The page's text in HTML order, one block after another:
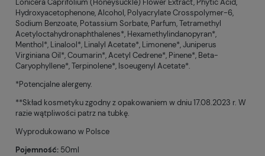
Lonicera Caprifolium (Honeysuckle) Flower Extract, Phytic Acid,
Hydroxyacetophenone, Alcohol, Polyacrylate Crosspolymer-6,
Sodium Benzoate, Potassium Sorbate, Parfum, Tetramethyl
Acetyloctahydronaphthalenes*, Hexamethylindanopyran*,
Menthol*, Linalool*, Linalyl Acetate*, Limonene*, Juniperus
Virginiana Oil*, Coumarin*, Acetyl Cedrene*, Pinene*, Beta-
Caryophyllene*, Terpinolene*, Isoeugenyl Acetate*.
*Potencjalne alergeny.
**Skład kosmetyku zgodny z opakowaniem w dniu 17.08.2023 r. W
razie wątpliwości patrz na tubkę.
Wyprodukowano w Polsce
Pojemność: 50ml